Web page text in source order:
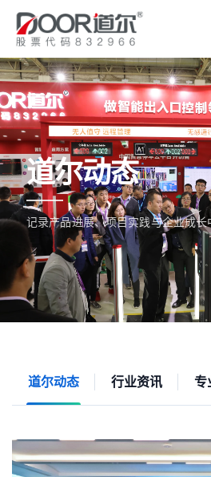
道尔动态
记录产品进展、项目实践与企业成长
道尔动态 行业资讯 专